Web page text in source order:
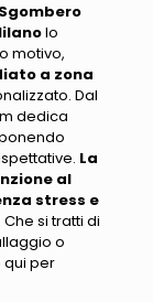
Sgombero
lo
motivo,
a zona
. Dal
dedica
La
al
stress e
Che si tratti di
o
qui per